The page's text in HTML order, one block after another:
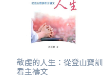
敬虔的人生：從登山寶訓
看主禱文